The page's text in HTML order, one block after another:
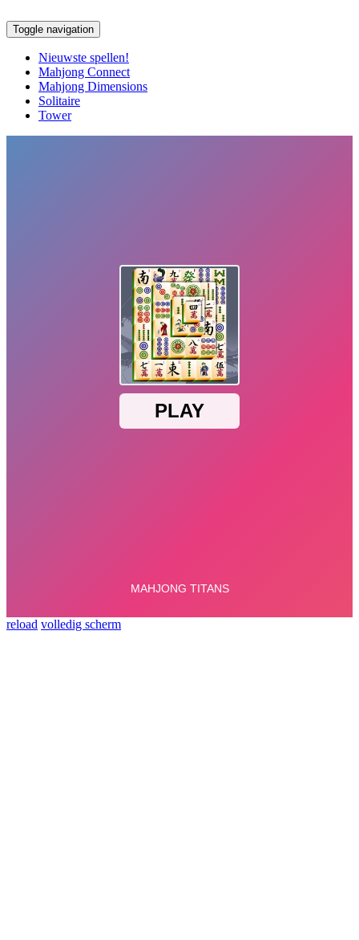
Toggle navigation
Nieuwste spellen!
Mahjong Connect
Mahjong Dimensions
Solitaire
Tower
reload volledig scherm